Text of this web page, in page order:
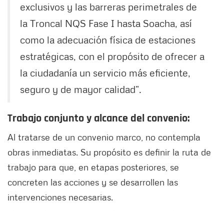
exclusivos y las barreras perimetrales de
la Troncal NQS Fase I hasta Soacha, así
como la adecuación física de estaciones
estratégicas, con el propósito de ofrecer a
la ciudadanía un servicio más eficiente,
seguro y de mayor calidad”.
Trabajo conjunto y alcance del convenio:
Al tratarse de un convenio marco, no contempla
obras inmediatas. Su propósito es definir la ruta de
trabajo para que, en etapas posteriores, se
concreten las acciones y se desarrollen las
intervenciones necesarias.